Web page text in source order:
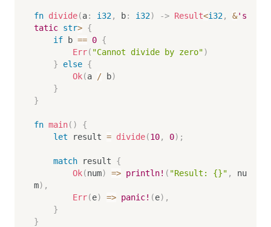
fn divide(a: i32, b: i32) -> Result<i32, &'s
tatic str> {
if b == 0 {
Err( "Cannot divide by zero")
}
else {
Ok(a / b)
}
}
fn main( )
{
let result = divide(10, 0) ;
match result {
Ok(num) => println! ( "Result: {}" ,
nu
m) ,
Err(e) => panic! (e) ,
}
}